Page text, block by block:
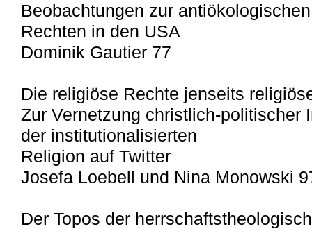
Beobachtungen zur
Rechten in den USA
Dominik Gautier 77
Die religiöse Rechte jenseits
Zur Vernetzung christlich-politischer
der institutionalisierten
Religion auf Twitter
Josefa Loebell und Nina Monowski
Der Topos der